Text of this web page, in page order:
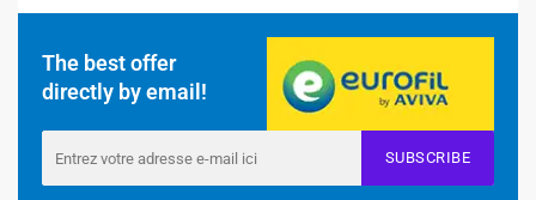
The best offer
directly by email!
SUBSCRIBE